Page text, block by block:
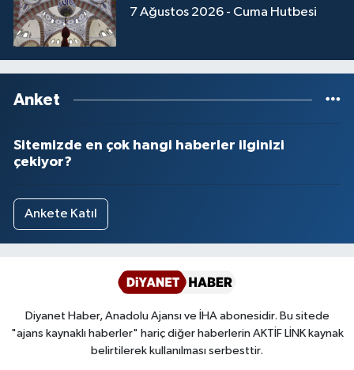
7 Ağustos 2026 - Cuma Hutbesi
Anket
Sitemizde en çok hangi haberler ilginizi
çekiyor?
Ankete Katıl
Diyanet Haber, Anadolu Ajansı ve İHA abonesidir. Bu sitede
"ajans kaynaklı haberler" hariç diğer haberlerin AKTİF LİNK kaynak
belirtilerek kullanılması serbesttir.